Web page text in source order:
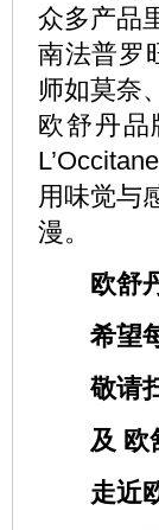
众多产品
南法普罗
师如莫奈
欧舒丹
用味觉与
漫。
欧舒丹
希望每
敬请扫
及 欧舒
走近欧